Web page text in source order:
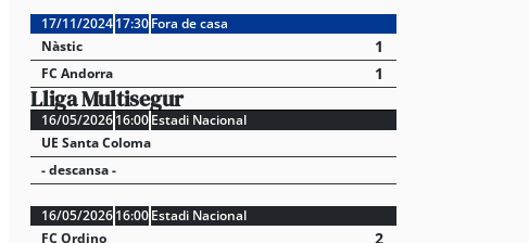
Els establiments es fan forts davant una demanda
al 95% en un juliol que ja és històric
17/11/2024 17:30 Fora de casa
Nàstic
1
FC Andorra 1
Lliga Multisegur
16/05/2026 16:00 Estadi Nacional
UE Santa Coloma
- descansa -
16/05/2026 16:00 Estadi Nacional
FC Ordino
2